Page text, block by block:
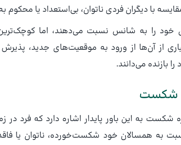
مقایسه با دیگران فردی ناتوان، بی‌استعداد یا
خود را به شانس نسبت می‌دهند، اما کوچک‌ترین
از آن‌ها از ورود به موقعیت‌های جدید،
بازنده می‌دانند.
شکست
شکست به این باور پایدار اشاره دارد که فرد
به همسالان خود شکست‌خورده، ناتوان یا